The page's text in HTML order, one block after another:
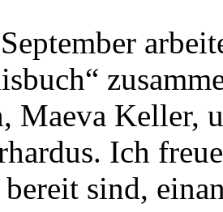
Maeva Keller,
Ich
sind,